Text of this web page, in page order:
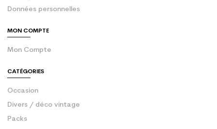
Données personnelles
MON COMPTE
Mon Compte
CATÉGORIES
Occasion
Divers / déco vintage
Packs